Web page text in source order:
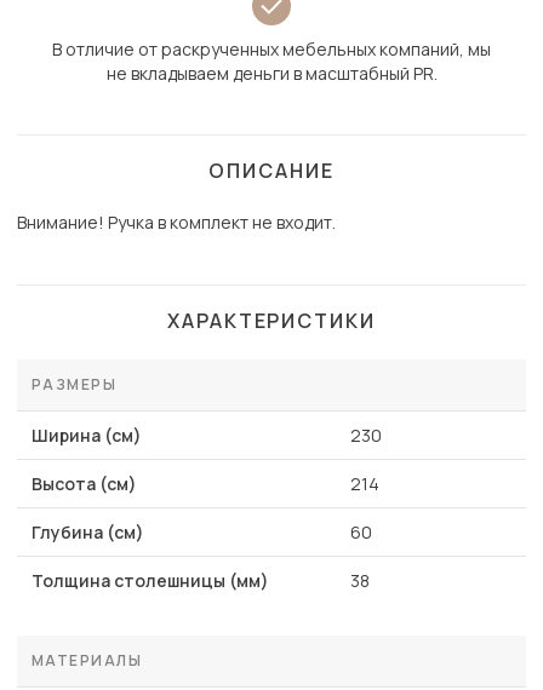
В отличие от раскрученных мебельных компаний, мы
не вкладываем деньги в масштабный PR.
ОПИСАНИЕ
Внимание! Ручка в комплект не входит.
ХАРАКТЕРИСТИКИ
РАЗМЕРЫ
Ширина (см) 230
Высота (см) 214
Глубина (см) 60
Толщина столешницы (мм) 38
МАТЕРИАЛЫ